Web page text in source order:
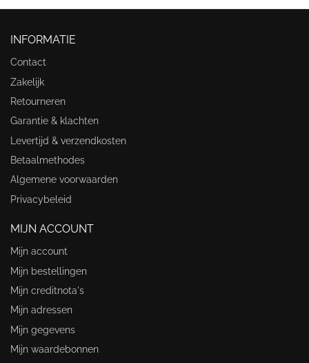
INFORMATIE
Contact
Zakelijk
Retourneren
Garantie & klachten
Levertijd & verzendkosten
Betaalmethodes
Algemene voorwaarden
Privacybeleid
MIJN ACCOUNT
Mijn account
Mijn bestellingen
Mijn creditnota's
Mijn adressen
Mijn gegevens
Mijn waardebonnen